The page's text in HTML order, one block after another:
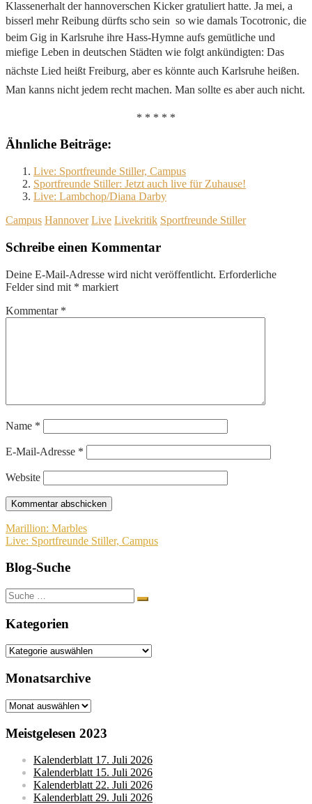
Klassenerhalt der hannoverschen Kicker gratuliert hatte. Ja mei, a
bisserl mehr Reibung dürfts scho sein  so wie damals Tocotronic, die
beim Gig in Karlsruhe ihre Hass-Hymne aufs gemütliche und
miefige Leben in deutschen Städten wie folgt ankündigten: Das
nächste Lied heißt Freiburg, aber es könnte auch Karlsruhe heißen.
Man kanns nicht jedem recht machen. Man sollte es aber auch nicht.
* * * * *
Ähnliche Beiträge:
Live: Sportfreunde Stiller, Campus
Sportfreunde Stiller: Jetzt auch live für Zuhause!
Live: Lambchop/Diana Darby
Campus Hannover Live Livekritik Sportfreunde Stiller
Schreibe einen Kommentar
Deine E-Mail-Adresse wird nicht veröffentlicht. Erforderliche
Felder sind mit * markiert
Kommentar *
Name *
E-Mail-Adresse *
Website
Beitragsnavigation
Marillion: Marbles
Live: Sportfreunde Stiller, Campus
Blog-Suche
Suche
nach:
Kategorien
Kategorien
Monatsarchive
Monatsarchive
Meistgelesen 2023
Kalenderblatt 17. Juli 2026
Kalenderblatt 15. Juli 2026
Kalenderblatt 22. Juli 2026
Kalenderblatt 29. Juli 2026